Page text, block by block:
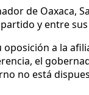
de Oaxaca,
y entre
oposición a la
el
no está